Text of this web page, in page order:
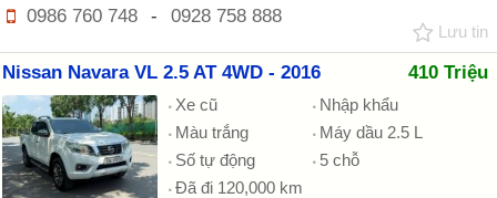
0986 760 748
- 0928 758 888
Lưu tin
Nissan Navara VL 2.5 AT 4WD - 2016 410 Triệu
Xe cũ
Nhập khẩu
Màu trắng
Máy dầu 2.5 L
Số tự động
5 chỗ
Đã đi 120,000 km